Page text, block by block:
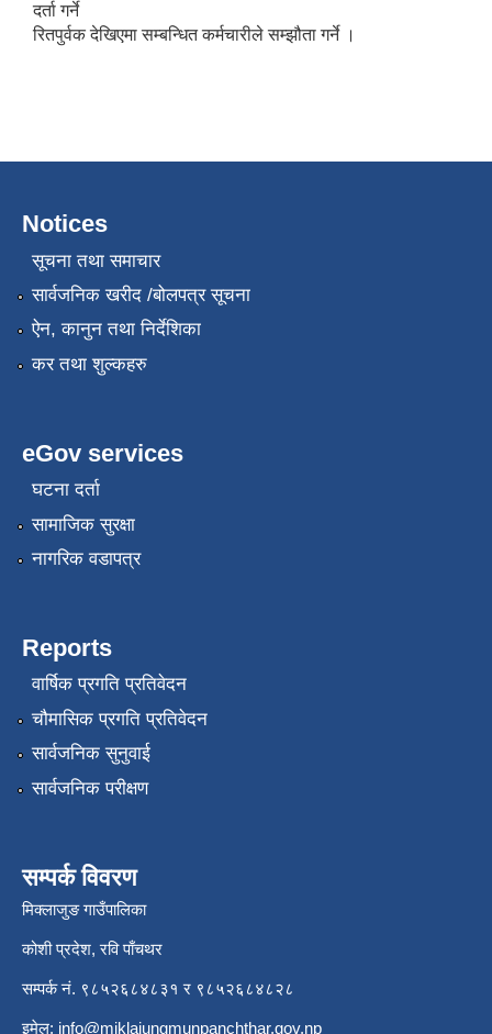
दर्ता गर्ने
रितपुर्वक देखिएमा सम्बन्धित कर्मचारीले सम्झौता गर्ने ।
Notices
सूचना तथा समाचार
सार्वजनिक खरीद /बोलपत्र सूचना
ऐन, कानुन तथा निर्देशिका
कर तथा शुल्कहरु
eGov services
घटना दर्ता
सामाजिक सुरक्षा
नागरिक वडापत्र
Reports
वार्षिक प्रगति प्रतिवेदन
चौमासिक प्रगति प्रतिवेदन
सार्वजनिक सुनुवाई
सार्वजनिक परीक्षण
सम्पर्क विवरण
मिक्लाजुङ गाउँपालिका
कोशी प्रदेश, रवि पाँचथर
सम्पर्क नं. ९८५२६८४८३१ र ९८५२६८४८२८
इमेल: info@miklajungmunpanchthar.gov.np